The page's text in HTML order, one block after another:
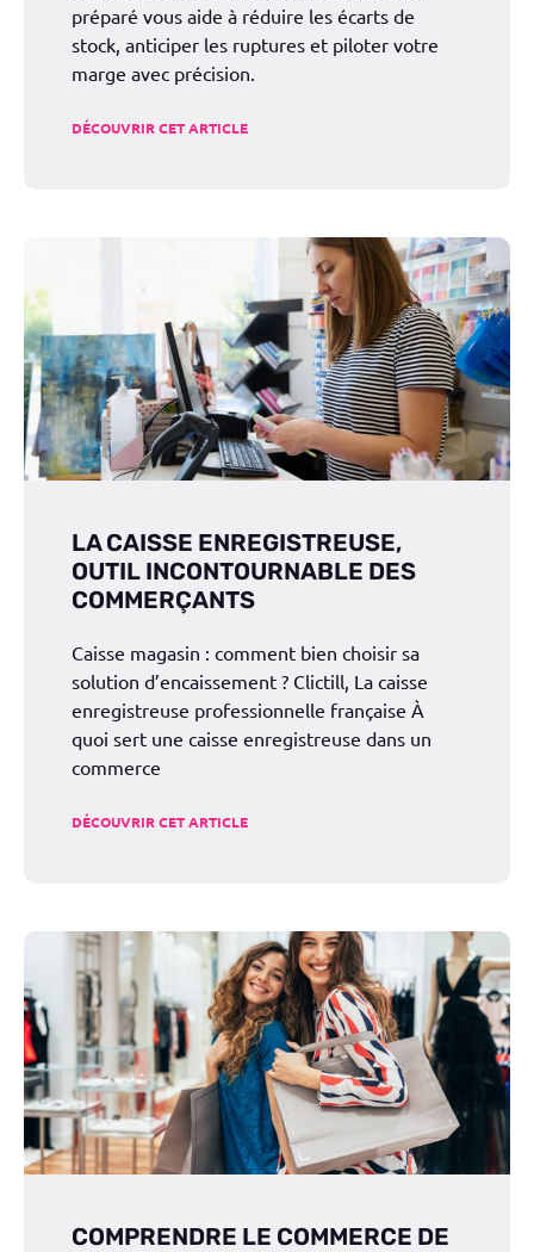
préparé vous aide à réduire les écarts de
stock, anticiper les ruptures et piloter votre
marge avec précision.
DÉCOUVRIR CET ARTICLE
LA CAISSE ENREGISTREUSE,
OUTIL INCONTOURNABLE DES
COMMERÇANTS
Caisse magasin : comment bien choisir sa
solution d’encaissement ? Clictill, La caisse
enregistreuse professionnelle française À
quoi sert une caisse enregistreuse dans un
commerce
DÉCOUVRIR CET ARTICLE
COMPRENDRE LE COMMERCE DE